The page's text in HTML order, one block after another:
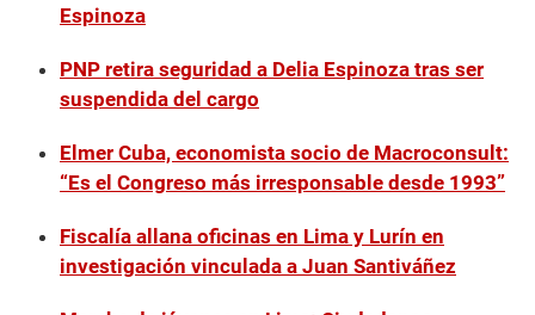
Espinoza
PNP retira seguridad a Delia Espinoza tras ser
suspendida del cargo
Elmer Cuba, economista socio de Macroconsult:
“Es el Congreso más irresponsable desde 1993”
Fiscalía allana oficinas en Lima y Lurín en
investigación vinculada a Juan Santiváñez